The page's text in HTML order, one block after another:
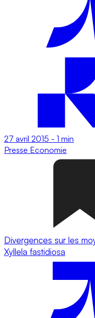
27 avril 2015 - 1 min
Presse Economie
Divergences sur les
Xyllela fastidiosa